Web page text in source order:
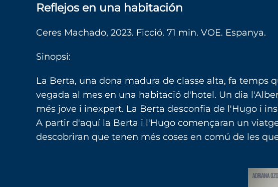
Reflejos en una habitación
Ceres Machado, 2023. Ficció. 71 min. VOE. Espanya.
Sinopsi:
La Berta, una dona madura de classe alta, fa temps
vegada al mes en una habitació d'hotel. Un dia
més jove i inexpert. La Berta desconfia de l'Hugo i
A partir d'aquí la Berta i l'Hugo començaran un
descobriran que tenen més coses en comú de les